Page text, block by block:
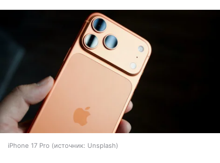
iPhone 17 Pro источник: Unsplash